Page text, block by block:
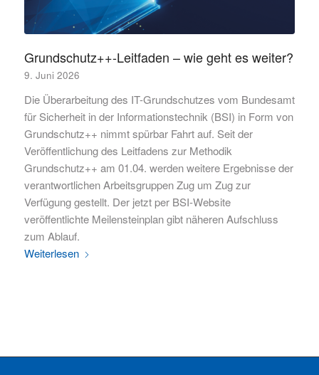
Grundschutz++-Leitfaden – wie geht es weiter?
9. Juni 2026
Die Überarbeitung des IT-Grundschutzes vom Bundesamt
für Sicherheit in der Informationstechnik (BSI) in Form von
Grundschutz++ nimmt spürbar Fahrt auf. Seit der
Veröffentlichung des Leitfadens zur Methodik
Grundschutz++ am 01.04. werden weitere Ergebnisse der
verantwortlichen Arbeitsgruppen Zug um Zug zur
Verfügung gestellt. Der jetzt per BSI-Website
veröffentlichte Meilensteinplan gibt näheren Aufschluss
zum Ablauf.
Weiterlesen